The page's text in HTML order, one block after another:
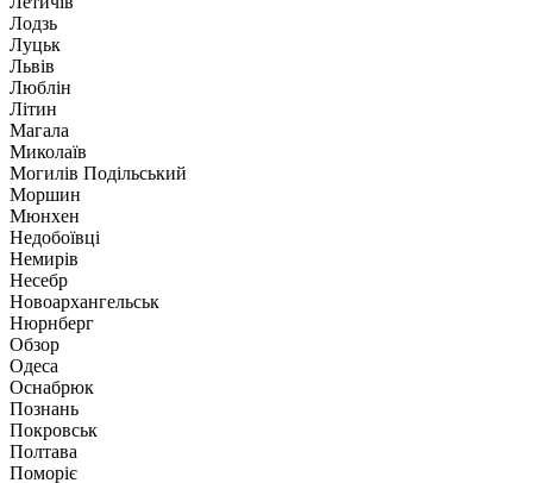
Лодзь
Луцьк
Львів
Люблін
Літин
Магала
Миколаїв
Могилів Подільський
Моршин
Мюнхен
Недобоївці
Немирів
Несебр
Новоархангельськ
Нюрнберг
Обзор
Одеса
Оснабрюк
Познань
Покровськ
Полтава
Поморіє